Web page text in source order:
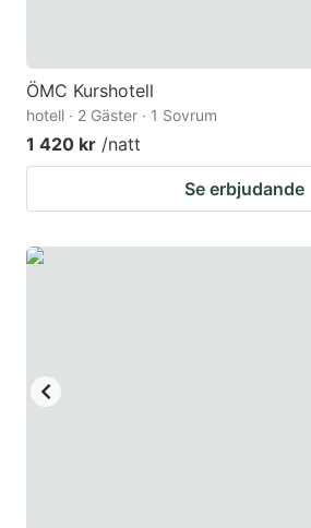
ÖMC Kurshotell
hotell · 2 Gäster · 1 Sovrum
1 420 kr /natt
Se erbjudande